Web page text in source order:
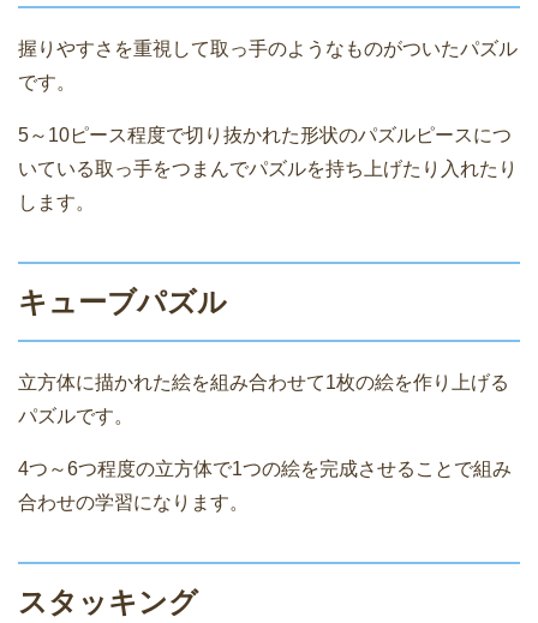
握りやすさを重視して取っ手のようなものがついたパズル
です。
5～10ピース程度で切り抜かれた形状のパズルピースにつ
いている取っ手をつまんでパズルを持ち上げたり入れたり
します。
キューブパズル
立方体に描かれた絵を組み合わせて1枚の絵を作り上げる
パズルです。
4つ～6つ程度の立方体で1つの絵を完成させることで組み
合わせの学習になります。
スタッキング